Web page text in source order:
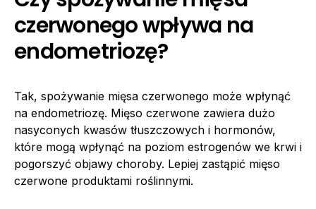
czerwonego wpływa na
endometriozę?
Tak, spożywanie mięsa czerwonego może wpłynąć
na endometriozę. Mięso czerwone zawiera dużo
nasyconych kwasów tłuszczowych i hormonów,
które mogą wpłynąć na poziom estrogenów we krwi i
pogorszyć objawy choroby. Lepiej zastąpić mięso
czerwone produktami roślinnymi.